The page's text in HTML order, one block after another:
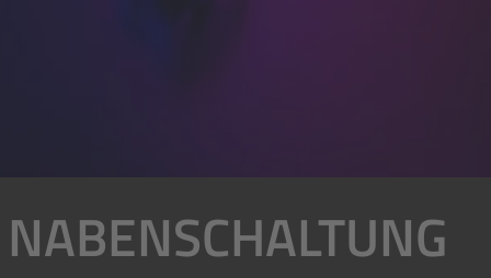
NABENSCHALTUNG